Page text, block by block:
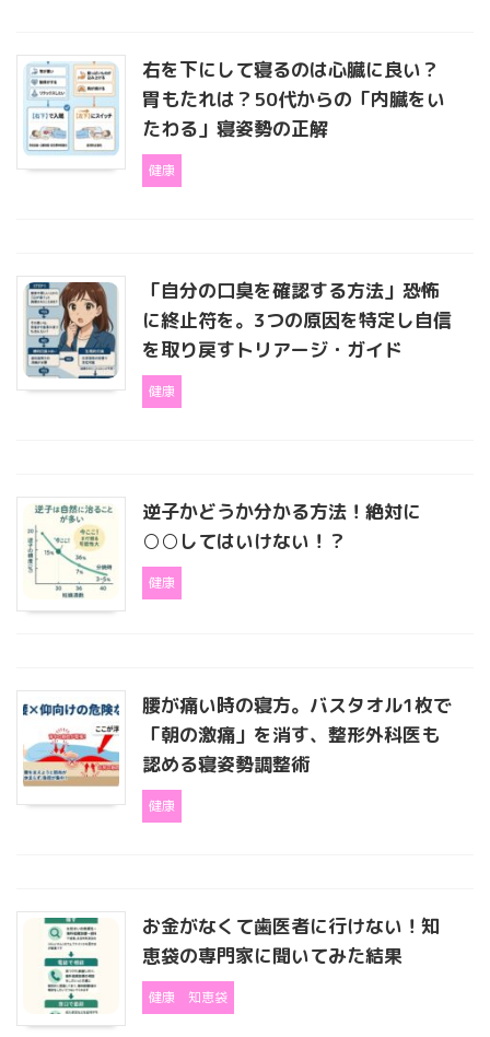
右を下にして寝るのは心臓に良い？
胃もたれは？50代からの「内臓をい
たわる」寝姿勢の正解
健康
「自分の口臭を確認する方法」恐怖
に終止符を。3つの原因を特定し自信
を取り戻すトリアージ・ガイド
健康
逆子かどうか分かる方法！絶対に
○○してはいけない！？
健康
腰が痛い時の寝方。バスタオル1枚で
「朝の激痛」を消す、整形外科医も
認める寝姿勢調整術
健康
お金がなくて歯医者に行けない！知
恵袋の専門家に聞いてみた結果
健康 知恵袋